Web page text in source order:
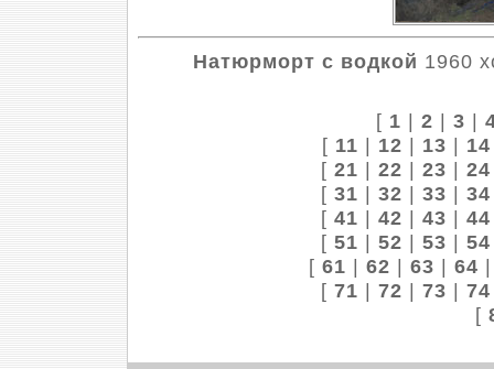
Натюрморт с водкой 1960
[ 1 | 2 | 3 |
[ 11 | 12 | 13 | 14
[ 21 | 22 | 23 | 24
[ 31 | 32 | 33 | 34
[ 41 | 42 | 43 | 44
[ 51 | 52 | 53 | 54
[ 61 | 62 | 63 | 64
[ 71 | 72 | 73 | 74
[